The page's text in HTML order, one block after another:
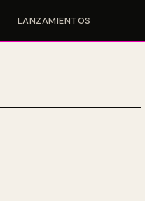
LANZAMIENTOS